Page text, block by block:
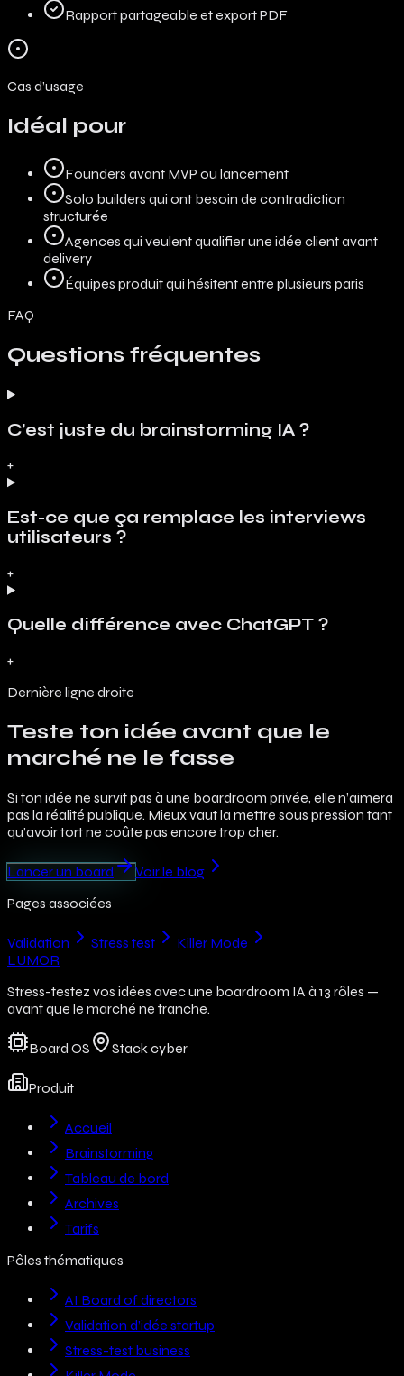
Rapport partageable et export PDF
Cas d’usage
Idéal pour
Founders avant MVP ou lancement
Solo builders qui ont besoin de contradiction
structurée
Agences qui veulent qualifier une idée client avant
delivery
Équipes produit qui hésitent entre plusieurs paris
FAQ
Questions fréquentes
C’est juste du brainstorming IA ?
+
Est-ce que ça remplace les interviews
utilisateurs ?
+
Quelle différence avec ChatGPT ?
+
Dernière ligne droite
Teste ton idée avant que le
marché ne le fasse
Si ton idée ne survit pas à une boardroom privée, elle n’aimera
pas la réalité publique. Mieux vaut la mettre sous pression tant
qu’avoir tort ne coûte pas encore trop cher.
Lancer un board
Voir le blog
Pages associées
Validation Stress test
Killer Mode
LUMOR
Stress-testez vos idées avec une boardroom IA à 13 rôles —
avant que le marché ne tranche.
Board OS Stack cyber
Produit
Accueil
Brainstorming
Tableau de bord
Archives
Tarifs
Pôles thématiques
AI Board of directors
Validation d’idée startup
Stress-test business